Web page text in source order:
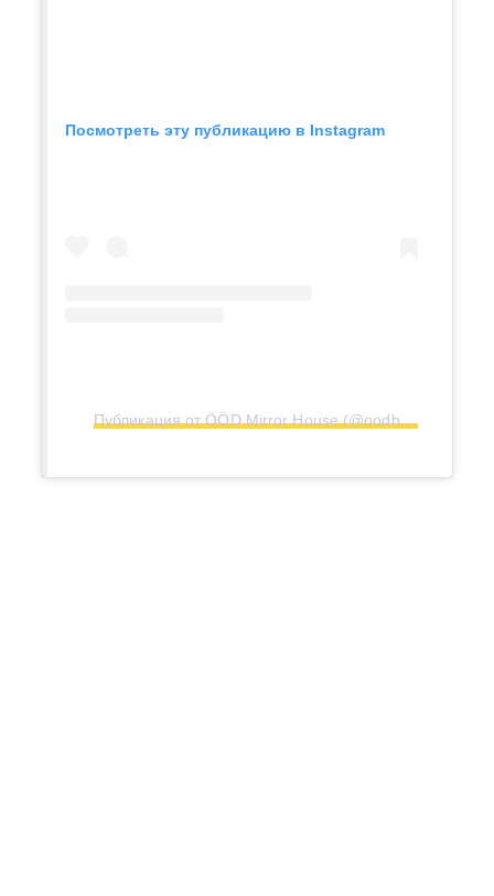
Посмотреть эту публикацию в Instagram
Публикация от ÖÖD Mirror House (@oodhouses)